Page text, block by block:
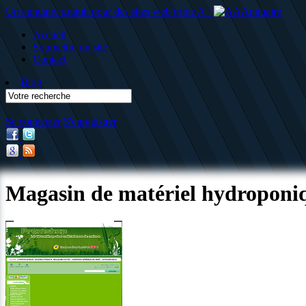
Un annuaire gratuit pour des sites web triple A !
Accueil
Soumettre un site
Contact
Blog
Se connecter S'enregistrer
Magasin de matériel